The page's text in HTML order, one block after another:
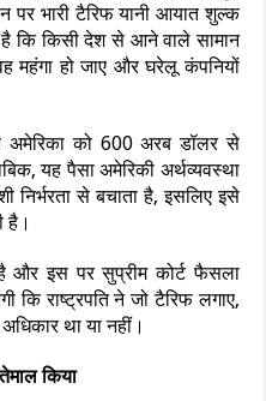
पर भारी टैरिफ यानी आयात शुल्क
कि किसी देश से आने वाले सामान
महंगा हो जाए और घरेलू कंपनियों
अमेरिका को 600 अरब डॉलर से
यह पैसा अमेरिकी अर्थव्यवस्था
से बचाता है, इसलिए इसे
है।
और इस पर सुप्रीम कोर्ट फैसला
कि राष्ट्रपति ने जो टैरिफ लगाए,
था या नहीं।
किया